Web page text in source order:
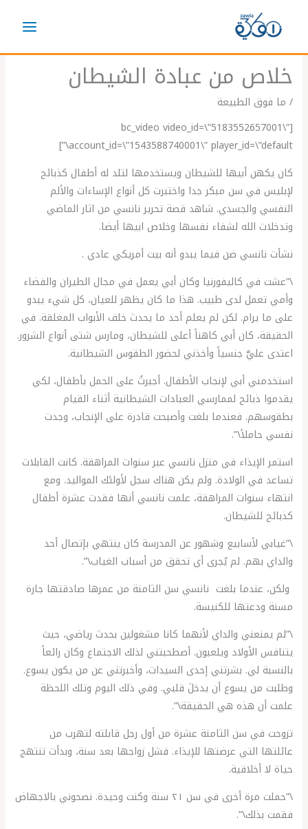
خلاص من عبادة الشيطان
/ ما فوق الطبيعة
[bc_video video_id=\”5183552657001\”
account_id=\”1543588740001\” player_id=\”default\”]
كان يكهن أبيها للشيطان ويستخدمها لتلد له أطفال كذبائح
لإبليس في سن مبكر جدا واختبرت كل أنواع الإساءات والألم
النفسي والجسدي. شاهد قصة تحرير نانسي من اثار الماضي
وتدخلات الله لشفاء نفسها وخلاص ابيها أيضا.
نشأت نانسي ضن فيما يبدو أنه بيت أمريكي عادي .
\”عشت في كاليفورنيا وكان أبي يعمل في مجال الطيران والفضاء
وأمي تعمل لدى طبيب. هذا ما كان يظهر للعيان، كل شيء يبدو
على ما يرام. لكن لم يعلم أحد ما يحدث خلف الأبواب المغلقة. في
الحقيقة، كان أبي كاهناً أعلى للشيطان، ومارس شتى أنواع الشرور.
اعتدى عليَّ جنسياً وأخذني لحضور الطقوس الشيطانية.
استخدمني أبي لإنجاب الأطفال. أجبرتُ على الحمل بأطفال، لكي
يقدموا ذبائح لممارسي العبادات الشيطانية أثناء القيام
بطقوسهم. فعندما بلغت وأصبحت قادرة على الإنجاب، وجدت
نفسي حاملاً\”.
استمر الإيذاء في منزل نانسي عبر سنوات المراهقة. كانت القابلات
تساعد في الولادة. ولم يكن هناك سجل لأولئك المواليد. ومع
انتهاء سنوات المراهقة، علمت نانسي أنها فقدت عشرة أطفال
كذبائح للشيطان.
\”غيابي لأسابيع وشهور عن المدرسة كان ينتهي بإتصال أحد
والداي بهم. لم يُجرى أي تحقق من أسباب الغياب\”.
ولكن، عندما بلغت نانسي سن الثامنة من عمرها صادقتها جارة
مسنة ودعتها للكنيسة.
\”لم يمنعني والداي لأنهما كانا مشغولين بحدث رياضي، حيث
يتنافس الأولاد ويلعبون. أصطحبتني لذلك الاجتماع وكان رائعاً
بالنسبة لي. بشرتني إحدى السيدات، وأخبرتني عن من يكون يسوع.
وطلبت من يسوع أن يدخلَ قلبي. وفي ذلك اليوم وتلك اللحظة
علمت أن هذه هي الحقيقة\”.
تزوجت في سن الثامنة عشرة من أول رجل قابلته لتهرب من
عائلتها التي عرضتها للإيذاء. فشل زواجها بعد سنة، وبدأت تنتهج
حياة لا أخلاقية.
\”حملت مرة أخرى في سن ٢١ سنة وكنت وحيدة. نصحوني بالاجهاض
فقمت بذلك\”.